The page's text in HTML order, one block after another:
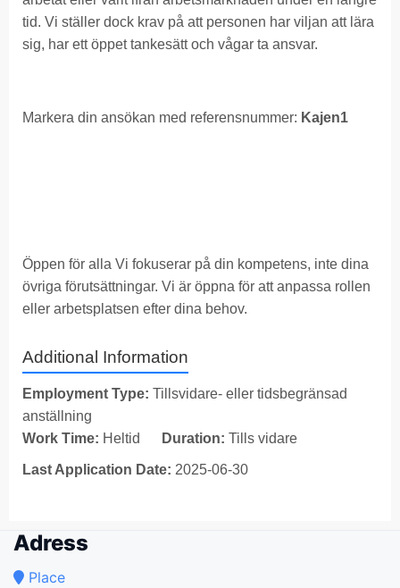
tid. Vi ställer dock krav på att personen har viljan att lära
sig, har ett öppet tankesätt och vågar ta ansvar.
Markera din ansökan med referensnummer: Kajen1
Öppen för alla Vi fokuserar på din kompetens, inte dina
övriga förutsättningar. Vi är öppna för att anpassa rollen
eller arbetsplatsen efter dina behov.
Additional Information
Employment Type: Tillsvidare- eller tidsbegränsad
anställning
Work Time: Heltid Duration: Tills vidare
Last Application Date: 2025-06-30
Adress
Place